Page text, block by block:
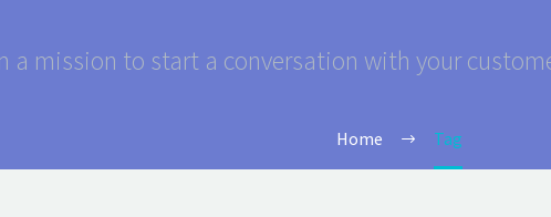
a mission to start a conversation with your
Home Tag